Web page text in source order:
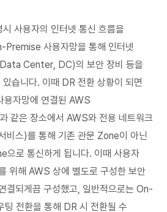
사용자의 인터넷 통신 흐름을
Premise 사용자망을 통해 인터넷
Center, DC)의 보안 장비 등을
습니다. 이때 DR 전환 상황이 되면
자망에 연결된 AWS
같은 장소에서 AWS와 전용 네트워크
비스)를 통해 기존 관문 Zone이 아닌
으로 통신하게 됩니다. 이때 사용자
위해 AWS 상에 별도로 구성한 보안
결되게끔 구성했고, 일반적으로는 On-
전환을 통해 DR 시 전환될 수